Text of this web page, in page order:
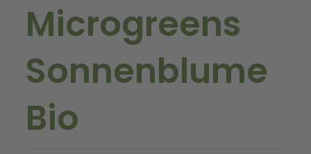
Microgreens
Sonnenblume
Bio